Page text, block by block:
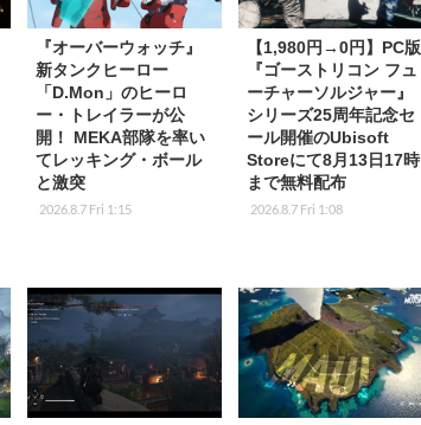
『オーバーウォッチ』
新タンクヒーロー
「D.Mon」のヒーロ
ー・トレイラーが公
開！ MEKA部隊を率い
てレッキング・ボール
と激突
2026.8.7 Fri 1:15
【1,980円→0円】PC版
『ゴーストリコン フュ
ーチャーソルジャー』
シリーズ25周年記念セ
ール開催のUbisoft
Storeにて8月13日17時
まで無料配布
2026.8.7 Fri 1:08